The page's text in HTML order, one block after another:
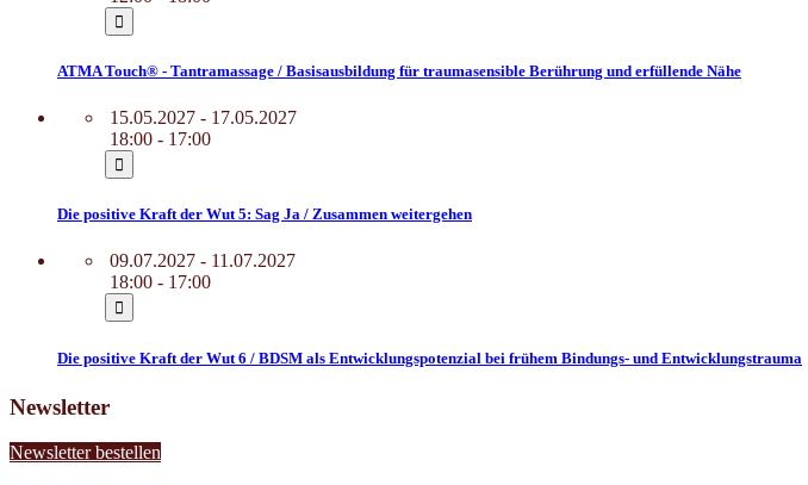
ATMA Touch® - Tantramassage / Basisausbildung für traumasensible Berührung und erfüllende Nähe
15.05.2027 - 17.05.2027
18:00 - 17:00
Die positive Kraft der Wut 5: Sag Ja / Zusammen weitergehen
09.07.2027 - 11.07.2027
18:00 - 17:00
Die positive Kraft der Wut 6 / BDSM als Entwicklungspotenzial bei frühem Bindungs- und Entwicklungstrauma
Newsletter
Newsletter bestellen